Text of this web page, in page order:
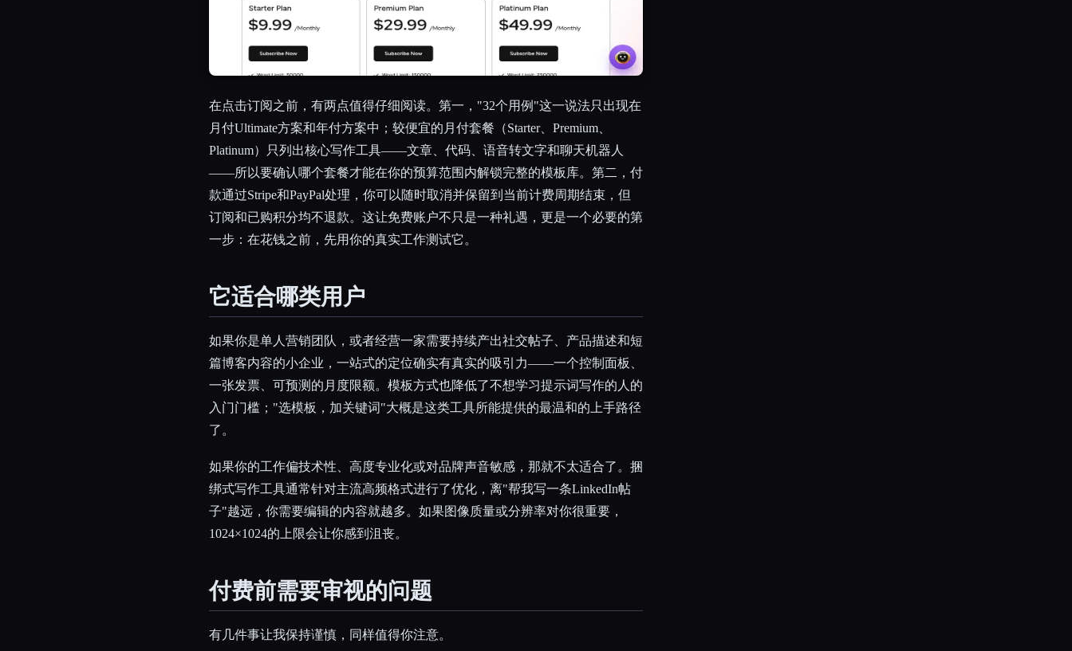
在点击订阅之前，有两点值得仔细阅读。第一，"32个用例"这一说法只出现在
月付Ultimate方案和年付方案中；较便宜的月付套餐（Starter、Premium、
Platinum）只列出核心写作工具——文章、代码、语音转文字和聊天机器人
——所以要确认哪个套餐才能在你的预算范围内解锁完整的模板库。第二，付
款通过Stripe和PayPal处理，你可以随时取消并保留到当前计费周期结束，但
订阅和已购积分均不退款。这让免费账户不只是一种礼遇，更是一个必要的第
一步：在花钱之前，先用你的真实工作测试它。
它适合哪类用户
如果你是单人营销团队，或者经营一家需要持续产出社交帖子、产品描述和短
篇博客内容的小企业，一站式的定位确实有真实的吸引力——一个控制面板、
一张发票、可预测的月度限额。模板方式也降低了不想学习提示词写作的人的
入门门槛；"选模板，加关键词"大概是这类工具所能提供的最温和的上手路径
了。
如果你的工作偏技术性、高度专业化或对品牌声音敏感，那就不太适合了。捆
绑式写作工具通常针对主流高频格式进行了优化，离"帮我写一条LinkedIn帖
子"越远，你需要编辑的内容就越多。如果图像质量或分辨率对你很重要，
1024×1024的上限会让你感到沮丧。
付费前需要审视的问题
有几件事让我保持谨慎，同样值得你注意。